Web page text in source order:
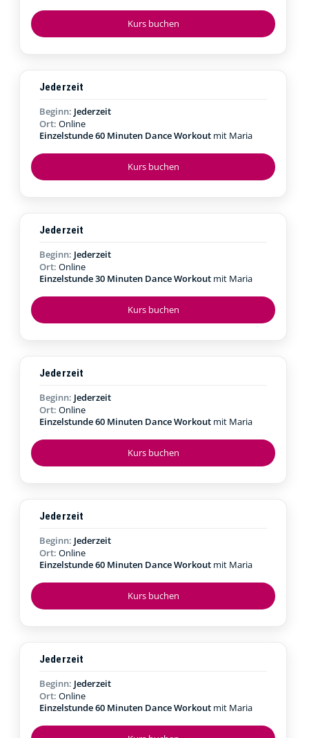
Kurs buchen
Kurs buchen
Jederzeit
Beginn: Jederzeit
Ort: Online
Einzelstunde 60 Minuten Dance Workout mit Maria
Kurs buchen
Jederzeit
Beginn: Jederzeit
Ort: Online
Einzelstunde 30 Minuten Dance Workout mit Maria
Kurs buchen
Jederzeit
Beginn: Jederzeit
Ort: Online
Einzelstunde 60 Minuten Dance Workout mit Maria
Kurs buchen
Jederzeit
Beginn: Jederzeit
Ort: Online
Einzelstunde 60 Minuten Dance Workout mit Maria
Jederzeit
Beginn: Jederzeit
Ort: Online
Einzelstunde 60 Minuten Dance Workout mit Maria